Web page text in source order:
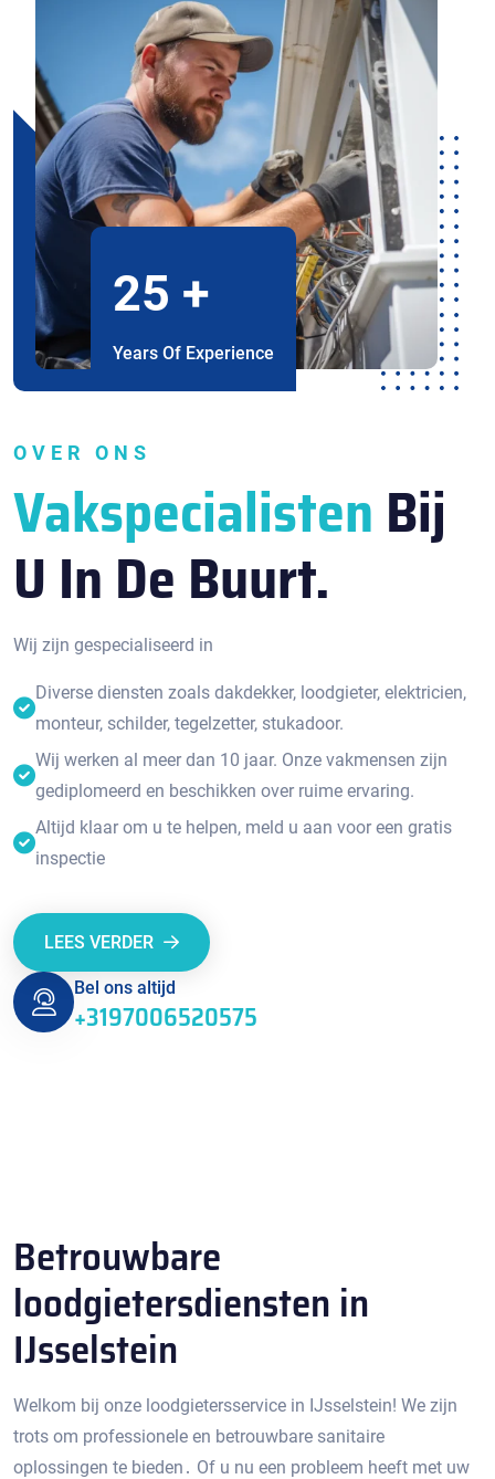
25 +
Years Of Experience
OVER ONS
Vakspecialisten Bij
U In De Buurt.
Wij zijn gespecialiseerd in
Diverse diensten zoals dakdekker, loodgieter, elektricien,
monteur, schilder, tegelzetter, stukadoor.
Wij werken al meer dan 10 jaar. Onze vakmensen zijn
gediplomeerd en beschikken over ruime ervaring.
Altijd klaar om u te helpen, meld u aan voor een gratis
inspectie
LEES VERDER
Bel ons altijd
+3197006520575
Betrouwbare
loodgietersdiensten in
IJsselstein
Welkom bij onze loodgietersservice in IJsselstein!​ We zijn
trots om professionele en betrouwbare sanitaire
oplossingen te bieden․ Of u nu een probleem heeft met uw